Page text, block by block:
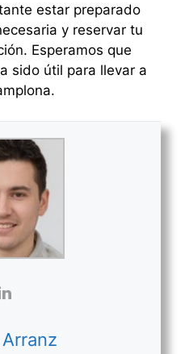
estar preparado
y reservar tu
Esperamos que
sido útil para llevar a